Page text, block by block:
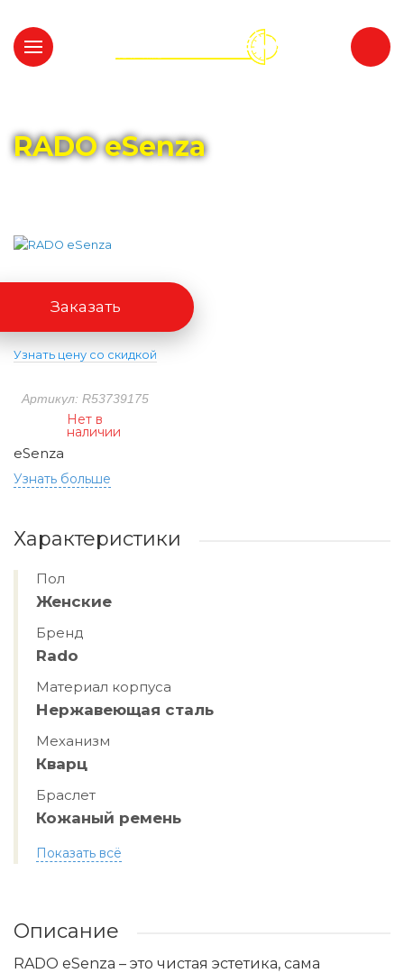
RADO eSenza
Артикул: R53739175
Нет в
наличии
eSenza
Узнать больше
Заказать
Узнать цену со скидкой
Характеристики
Пол
Женские
Бренд
Rado
Материал корпуса
Нержавеющая сталь
Механизм
Кварц
Браслет
Кожаный ремень
Показать всё
Описание
RADO eSenza – это чистая эстетика, сама